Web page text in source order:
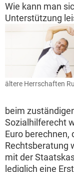
Wie kann man
Unterstützung
ältere Herrschaften
beim
Sozialhilferecht
Euro berechnen,
Rechtsberatung
mit der
lediglich eine